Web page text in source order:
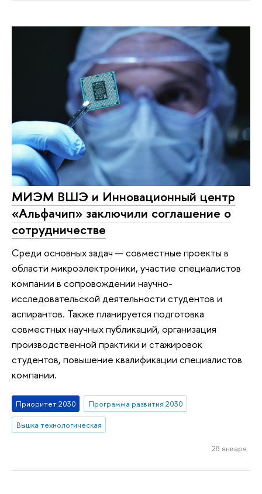
МИЭМ ВШЭ и Инновационный центр
«Альфачип» заключили соглашение о
сотрудничестве
Среди основных задач — совместные проекты в
области микроэлектроники, участие специалистов
компании в сопровождении научно-
исследовательской деятельности студентов и
аспирантов. Также планируется подготовка
совместных научных публикаций, организация
производственной практики и стажировок
студентов, повышение квалификации специалистов
компании.
Приоритет 2030
Программа развития 2030
Вышка технологическая
28 января